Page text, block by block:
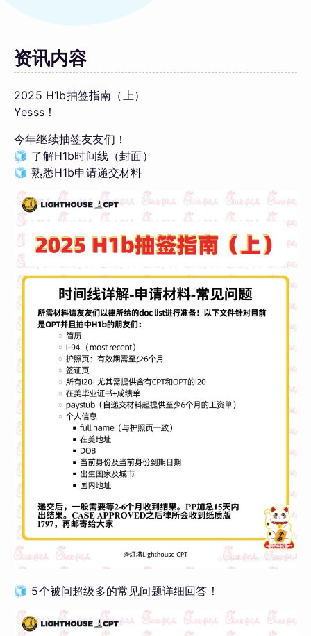
资讯内容
2025 H1b抽签指南（上）
Yesss！
今年继续抽签友友们！
🧊 了解H1b时间线（封面）
🧊 熟悉H1b申请递交材料
🧊 5个被问超级多的常见问题详细回答！